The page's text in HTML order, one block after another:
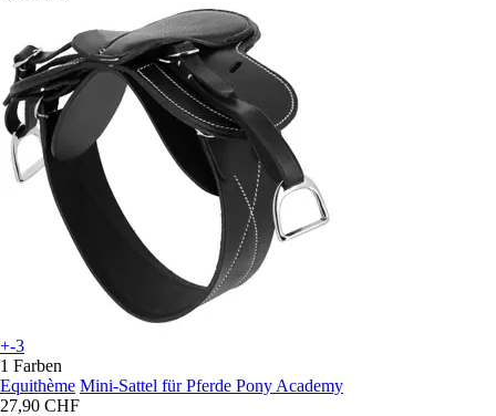
+-3
1 Farben
Equithème Mini-Sattel für Pferde Pony Academy
27,90 CHF